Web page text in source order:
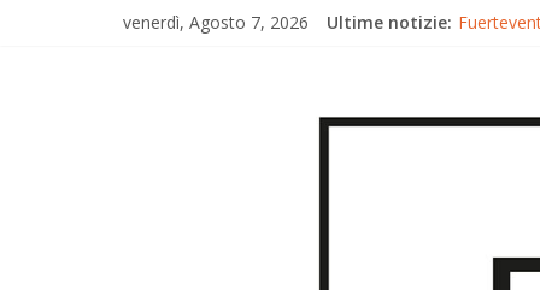
venerdì, Agosto 7, 2026 Ultime notizie:
Gran